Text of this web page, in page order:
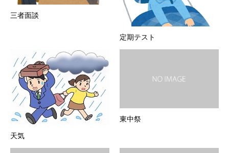
三者面談
定期テスト
天気
東中祭